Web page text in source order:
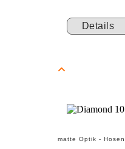
Details
matte Optik -